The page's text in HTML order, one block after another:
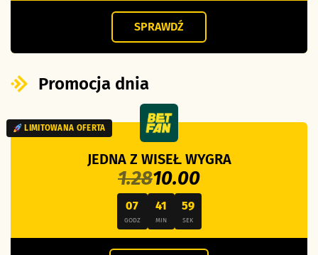
SPRAWDŹ
Promocja dnia
LIMITOWANA OFERTA
JEDNA Z WISEŁ WYGRA
1.2810.00
07
GODZ
41
MIN
58
SEK